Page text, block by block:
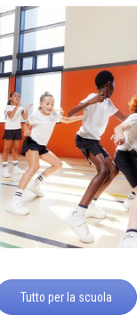
Tutto per la scuola